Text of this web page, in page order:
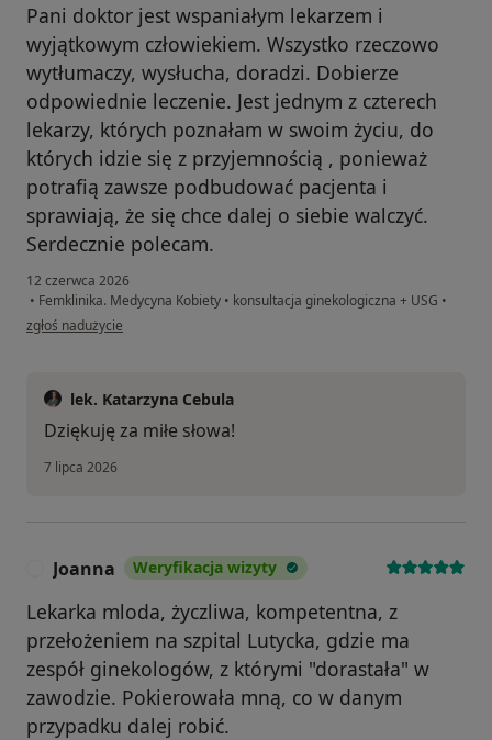
Pani doktor jest wspaniałym lekarzem i
wyjątkowym człowiekiem. Wszystko rzeczowo
wytłumaczy, wysłucha, doradzi. Dobierze
odpowiednie leczenie. Jest jednym z czterech
lekarzy, których poznałam w swoim życiu, do
których idzie się z przyjemnością , ponieważ
potrafią zawsze podbudować pacjenta i
sprawiają, że się chce dalej o siebie walczyć.
Serdecznie polecam.
12 czerwca 2026
• Femklinika. Medycyna Kobiety • konsultacja ginekologiczna + USG •
w opinii użytkownika Karolina Pawlak
zgłoś nadużycie
lek. Katarzyna Cebula
Dziękuję za miłe słowa!
7 lipca 2026
Joanna Weryfikacja wizyty
Lekarka mloda, życzliwa, kompetentna, z
przełożeniem na szpital Lutycka, gdzie ma
zespół ginekologów, z którymi "dorastała" w
zawodzie. Pokierowała mną, co w danym
przypadku dalej robić.